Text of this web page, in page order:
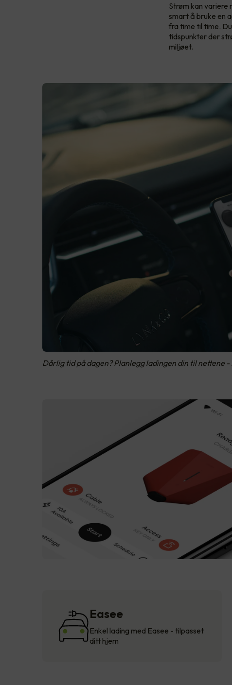
Strøm kan variere
smart å bruke en
fra time til time.
tidspunkter der
miljøet.
Dårlig tid på dagen? Planlegg ladingen din til nettene
Easee
Enkel lading med Easee - tilpasset
ditt hjem